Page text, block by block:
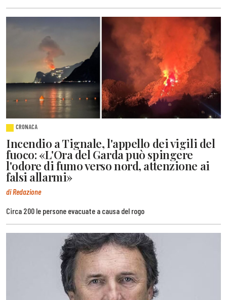
CRONACA
Incendio a Tignale, l'appello dei vigili del
fuoco: «L'Ora del Garda può spingere
l'odore di fumo verso nord, attenzione ai
falsi allarmi»
di Redazione
Circa 200 le persone evacuate a causa del rogo